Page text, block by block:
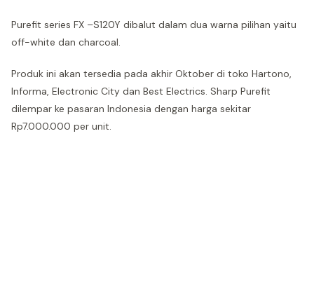
Purefit series FX –S120Y dibalut dalam dua warna pilihan yaitu
off-white dan charcoal.
Produk ini akan tersedia pada akhir Oktober di toko Hartono,
Informa, Electronic City dan Best Electrics. Sharp Purefit
dilempar ke pasaran Indonesia dengan harga sekitar
Rp7.000.000 per unit.